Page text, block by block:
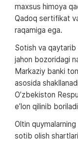
maxsus himoya
Qadoq sertifikat
raqamiga ega.
Sotish va qaytarib
jahon bozoridagi
Markaziy banki
asosida
O’zbekiston
e’lon qilinib
Oltin
sotib olish